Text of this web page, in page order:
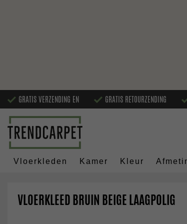
GRATIS VERZENDING EN GRATIS RETOURZENDING
Vloerkleden Kamer Kleur
VLOERKLEED BRUIN BEIGE LAAGPOLIG